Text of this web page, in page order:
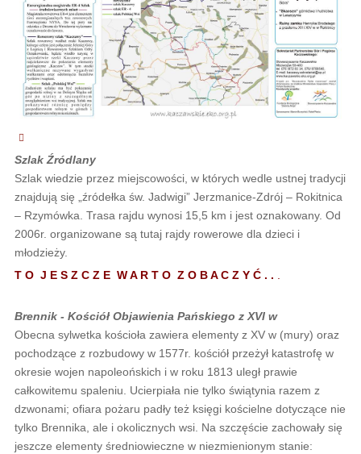
Szlak Źródlany
Szlak wiedzie przez miejscowości, w których wedle ustnej tradycji
znajdują się „źródełka św. Jadwigi” Jerzmanice-Zdrój – Rokitnica
– Rzymówka. Trasa rajdu wynosi 15,5 km i jest oznakowany. Od
2006r. organizowane są tutaj rajdy rowerowe dla dzieci i
młodzieży.
T O J E S Z C Z E W A R T O Z O B A C Z Y Ć . .
Brennik - Kościół Objawienia Pańskiego z XVI w
Obecna sylwetka kościoła zawiera elementy z XV w (mury) oraz
pochodzące z rozbudowy w 1577r. kościół przeżył katastrofę w
okresie wojen napoleońskich i w roku 1813 uległ prawie
całkowitemu spaleniu. Ucierpiała nie tylko świątynia razem z
dzwonami; ofiara pożaru padły też księgi kościelne dotyczące nie
tylko Brennika, ale i okolicznych wsi. Na szczęście zachowały się
jeszcze elementy średniowieczne w niezmienionym stanie: